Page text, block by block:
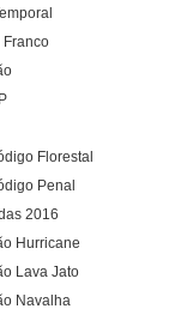
Franco
Florestal
Penal
2016
Hurricane
Lava Jato
Navalha